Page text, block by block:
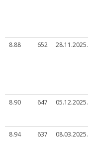
8.88
652 28.11.2025.
8.90
647 05.12.2025.
8.94
637 08.03.2025.